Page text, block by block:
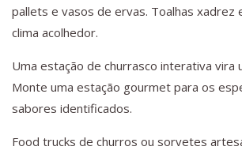
pallets e vasos de ervas. Toalhas xadrez
clima acolhedor.
Uma estação de churrasco interativa vira
Monte uma estação gourmet para os
sabores identificados.
Food trucks de churros ou sorvetes